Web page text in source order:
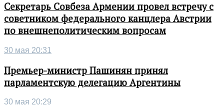
Секретарь Совбеза Армении провел встречу с
советником федерального канцлера Австрии
по внешнеполитическим вопросам
30 мая 20:31
Премьер-министр Пашинян принял
парламентскую делегацию Аргентины
30 мая 20:29